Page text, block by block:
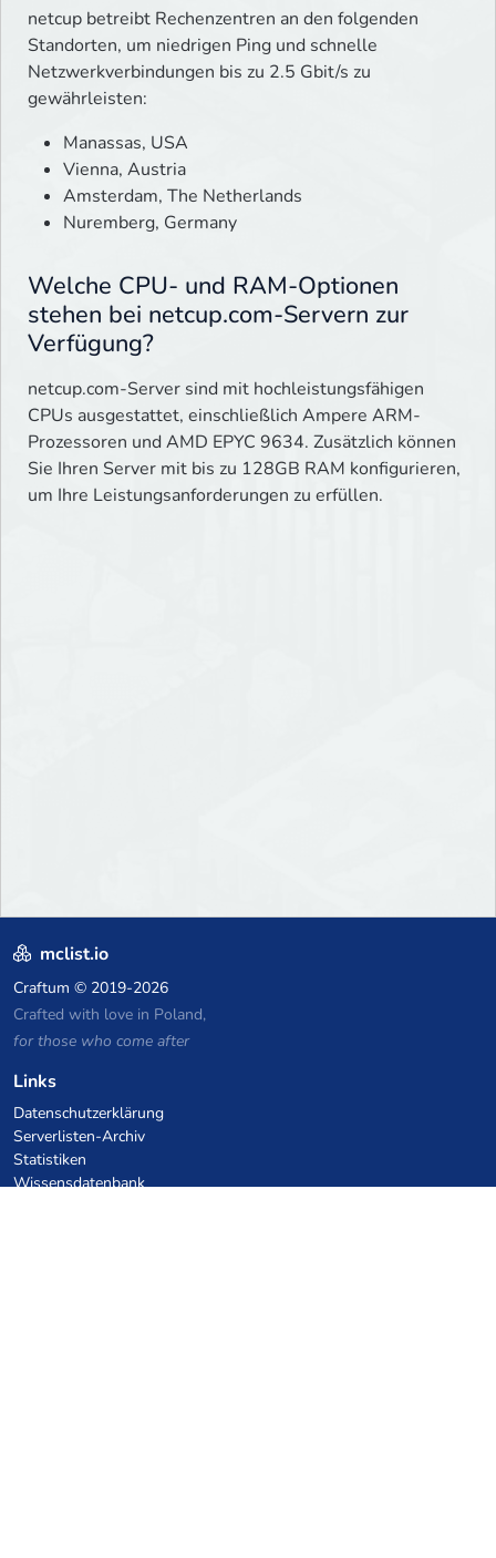
netcup betreibt Rechenzentren an den folgenden
Standorten, um niedrigen Ping und schnelle
Netzwerkverbindungen bis zu 2.5 Gbit/s zu
gewährleisten:
Manassas, USA
Vienna, Austria
Amsterdam, The Netherlands
Nuremberg, Germany
Welche CPU- und RAM-Optionen
stehen bei netcup.com-Servern zur
Verfügung?
netcup.com-Server sind mit hochleistungsfähigen
CPUs ausgestattet, einschließlich Ampere ARM-
Prozessoren und AMD EPYC 9634. Zusätzlich können
Sie Ihren Server mit bis zu 128GB RAM konfigurieren,
um Ihre Leistungsanforderungen zu erfüllen.
mclist.io
Craftum © 2019-2026
Crafted with love in Poland,
for those who come after
Links
Datenschutzerklärung
Serverlisten-Archiv
Statistiken
Wissensdatenbank